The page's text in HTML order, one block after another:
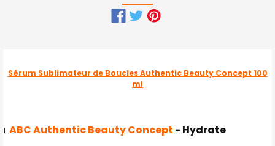
ENSEMBLE
Sérum Sublimateur de Boucles Authentic Beauty Concept 100
ml
ABC Authentic Beauty Concept - Hydrate